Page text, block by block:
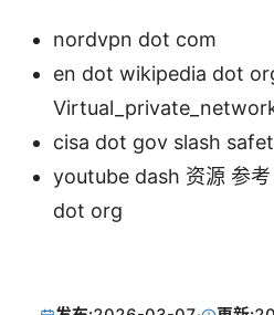
nordvpn dot com
en dot wikipedia dot
cisa dot gov slash
youtube dash 资源 参
dot org